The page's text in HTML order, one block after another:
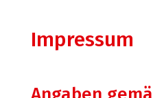
Impressum